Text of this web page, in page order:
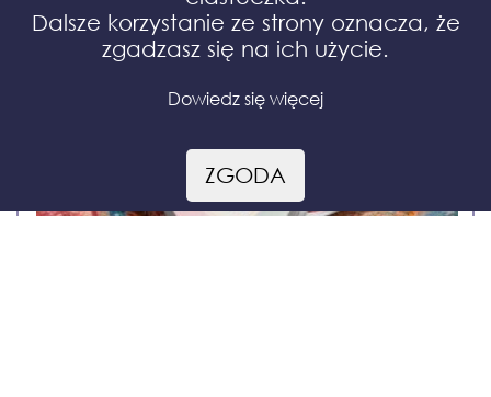
Dalsze korzystanie ze strony oznacza, że
zgadzasz się na ich użycie.
Dowiedz się więcej
ZGODA